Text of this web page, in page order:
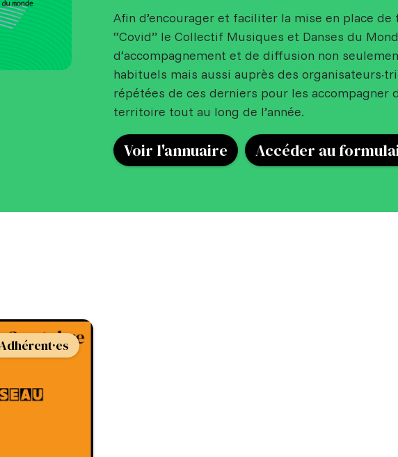
Afin d’encourager et faciliter la mise en place
“Covid” le Collectif Musiques et Danses du
d’accompagnement et de diffusion non
habituels mais aussi auprès des
répétées de ces derniers pour les accompagner
territoire tout au long de l’année.
Voir l'annuaire Accéder au